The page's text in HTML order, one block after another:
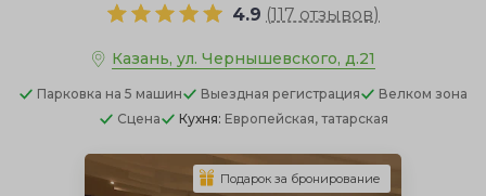
4.9 (117 отзывов)
Казань, ул. Чернышевского, д.21
Парковка на 5 машин Выездная регистрация
Велком зона
Сцена
Кухня: Европейская, татарская
Подарок за бронирование